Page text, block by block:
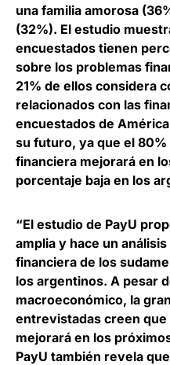
una familia amorosa
(32%). El estudio
encuestados tienen
sobre los problemas
21% de ellos considera
relacionados con las
encuestados de
su futuro, ya que el
financiera mejorará en
porcentaje baja en los
“El estudio de PayU
amplia y hace un
financiera de los
los argentinos. A pesar
macroeconómico, la
entrevistadas creen
mejorará en los
PayU también revela